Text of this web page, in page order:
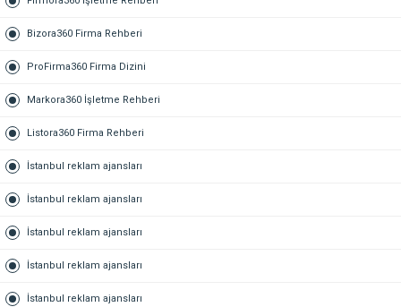
Bizora360 Firma Rehberi
ProFirma360 Firma Dizini
Markora360 İşletme Rehberi
Listora360 Firma Rehberi
İstanbul reklam ajansları
İstanbul reklam ajansları
İstanbul reklam ajansları
İstanbul reklam ajansları
İstanbul reklam ajansları